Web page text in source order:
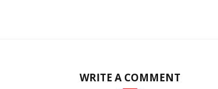
WRITE A COMMENT